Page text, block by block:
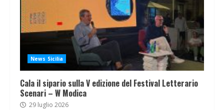
News Sicilia
Cala il sipario sulla V edizione del Festival Letterario
Scenari – W Modica
29 luglio 2026